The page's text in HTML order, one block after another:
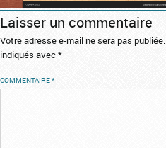
Laisser un commentaire
Votre adresse e-mail ne sera pas publiée.
indiqués avec*
COMMENTAIRE*